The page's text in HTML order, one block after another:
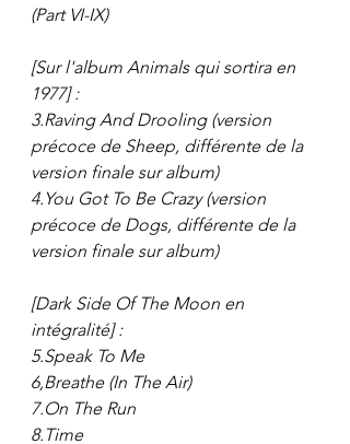
(Part VI-IX)
[Sur l'album Animals qui sortira en
1977] :
3.Raving And Drooling (version
précoce de Sheep, différente de la
version finale sur album)
4.You Got To Be Crazy (version
précoce de Dogs, différente de la
version finale sur album)
[Dark Side Of The Moon en
intégralité] :
5.Speak To Me
6,Breathe (In The Air)
7.On The Run
8.Time